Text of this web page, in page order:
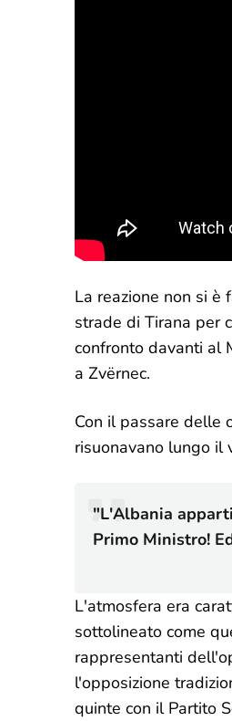
La reazione non si
strade di Tirana per
confronto davanti al
a Zvërnec.
Con il passare delle
risuonavano lungo il
"L'Albania
Primo Ministro!
L'atmosfera era
sottolineato come
rappresentanti
l'opposizione
quinte con il Partito